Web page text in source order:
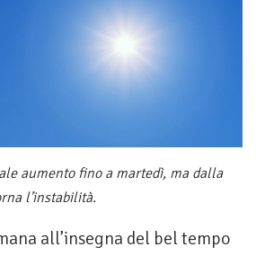
aumento fino a martedì, ma dalla
l’instabilità.
all’insegna del bel tempo